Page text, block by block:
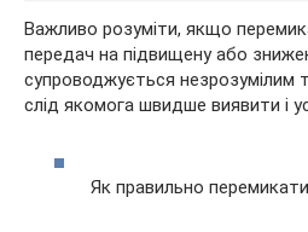
Важливо розуміти, якщо
передач на підвищену або
супроводжується незрозумілим
слід якомога швидше виявити і
Як правильно перемикати